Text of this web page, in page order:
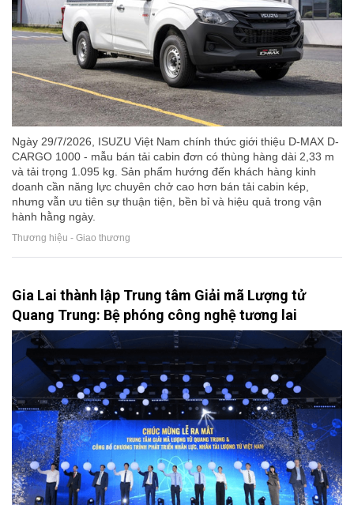
Ngày 29/7/2026, ISUZU Việt Nam chính thức giới thiệu D-MAX D-
CARGO 1000 - mẫu bán tải cabin đơn có thùng hàng dài 2,33 m
và tải trọng 1.095 kg. Sản phẩm hướng đến khách hàng kinh
doanh cần năng lực chuyên chở cao hơn bán tải cabin kép,
nhưng vẫn ưu tiên sự thuận tiện, bền bỉ và hiệu quả trong vận
hành hằng ngày.
Thương hiệu - Giao thương
Gia Lai thành lập Trung tâm Giải mã Lượng tử
Quang Trung: Bệ phóng công nghệ tương lai